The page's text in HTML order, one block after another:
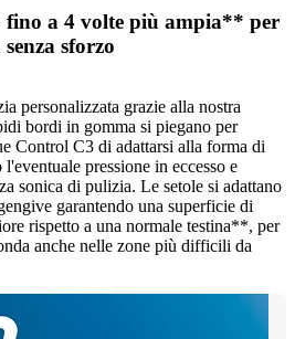
fino a 4 volte più ampia** per
sforzo
personalizzata grazie alla nostra
bordi in gomma si piegano per
Control C3 di adattarsi alla forma di
pressione in eccesso e
sonica di pulizia. Le setole si adattano
garantendo una superficie di
rispetto a una normale testina**, per
anche nelle zone più difficili da